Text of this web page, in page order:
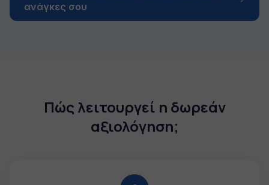
ανάγκες σου
Πώς λειτουργεί η δωρεάν
αξιολόγηση;